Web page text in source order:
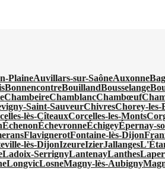
PlaineAuvillars-sur-SaôneAuxonne
BonnencontreBouillandBousselange
ChambeireChamblancChambœuf
Saint-SauveurChivresChorey-les-
lès-CîteauxCorcelles-les-Monts
ÉchenonÉchevronneÉchigeyÉpernay-
FlavignerotFontaine-lès-Dijon
lès-DijonIzeureIzierJallanges
Ladoix-SerrignyLantenayLanthes
LongvicLosneMagny-lès-Aubigny